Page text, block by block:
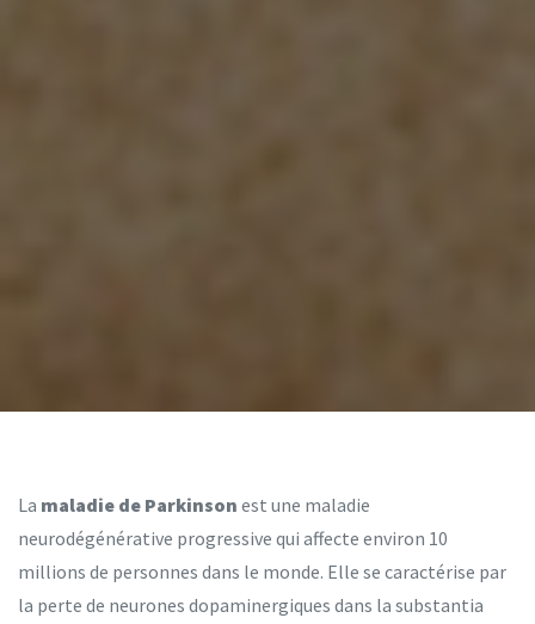
La maladie de Parkinson est une maladie
neurodégénérative progressive qui affecte environ 10
millions de personnes dans le monde. Elle se caractérise par
la perte de neurones dopaminergiques dans la substantia